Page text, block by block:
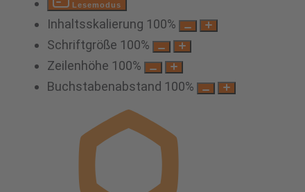
Lesemodus
Inhaltsskalierung 100%
Schriftgröße 100%
Zeilenhöhe 100%
Buchstabenabstand 100%